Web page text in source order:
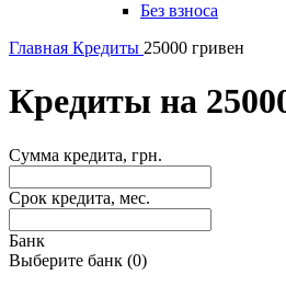
Без взноса
Главная Кредиты 25000 гривен
Кредиты на
Сумма кредита, грн.
Срок кредита, мес.
Банк
Выберите банк (0)